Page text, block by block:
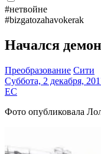
#нетвойне
#bizgatozahavokerak
Начался
Преобразование Сити
Суббота, 2 декабря,
EC
Фото опубликовала